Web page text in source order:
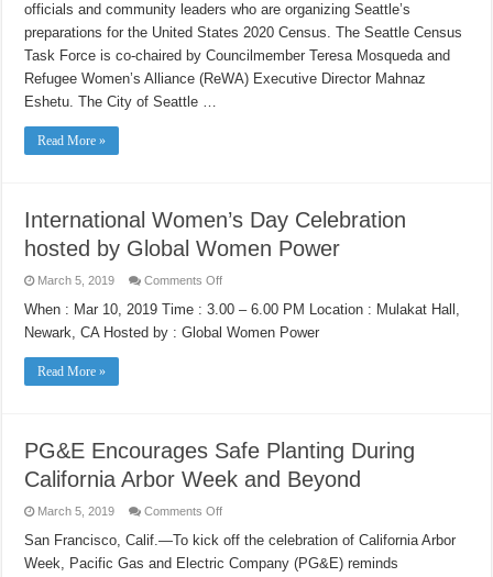
Leaders
and
Elected
Officials
Organizing
Seattle’s
Preparations
Seattle
Census
Force
officials and community leaders who are organizing Seattle’s
preparations for the United States 2020 Census. The Seattle Census
Task Force is co-chaired by Councilmember Teresa Mosqueda and
Refugee Women’s Alliance (ReWA) Executive Director Mahnaz
Eshetu. The City of Seattle …
Read More »
International Women’s Day Celebration
hosted by Global Women Power
March 5, 2019 Comments Offon
Women’s
Day
Celebration
When : Mar 10, 2019 Time : 3.00 – 6.00 PM Location : Mulakat Hall,
Newark, CA Hosted by : Global Women Power
Read More »
PG&E Encourages Safe Planting During
California Arbor Week and Beyond
March 5, 2019 Comments Offon
Encourages
Safe
Planting
San Francisco, Calif.—To kick off the celebration of California Arbor
Week, Pacific Gas and Electric Company (PG&E) reminds